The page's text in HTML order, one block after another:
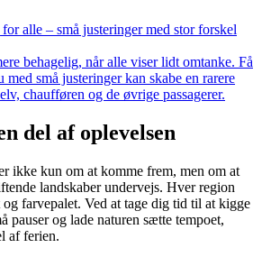
alle – små justeringer med stor forskel
behagelig, når alle viser lidt omtanke. Få
små justeringer kan skabe en rarere
chaufføren og de øvrige passagerer.
del af oplevelsen
ikke kun om at komme frem, men om at
landskaber undervejs. Hver region
farvepalet. Ved at tage dig tid til at kigge
pauser og lade naturen sætte tempoet,
af ferien.